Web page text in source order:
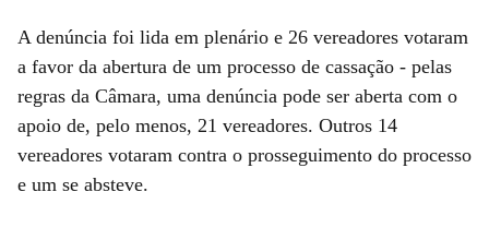
A denúncia foi lida em plenário e 26 vereadores votaram
a favor da abertura de um processo de cassação - pelas
regras da Câmara, uma denúncia pode ser aberta com o
apoio de, pelo menos, 21 vereadores. Outros 14
vereadores votaram contra o prosseguimento do processo
e um se absteve.